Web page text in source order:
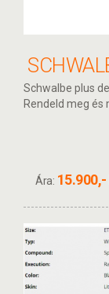
Schwalbe plus
Rendeld meg
Ára: 15.900,-